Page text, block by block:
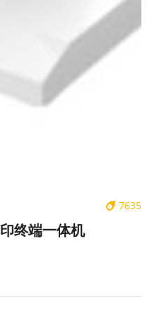
7635
终端一体机